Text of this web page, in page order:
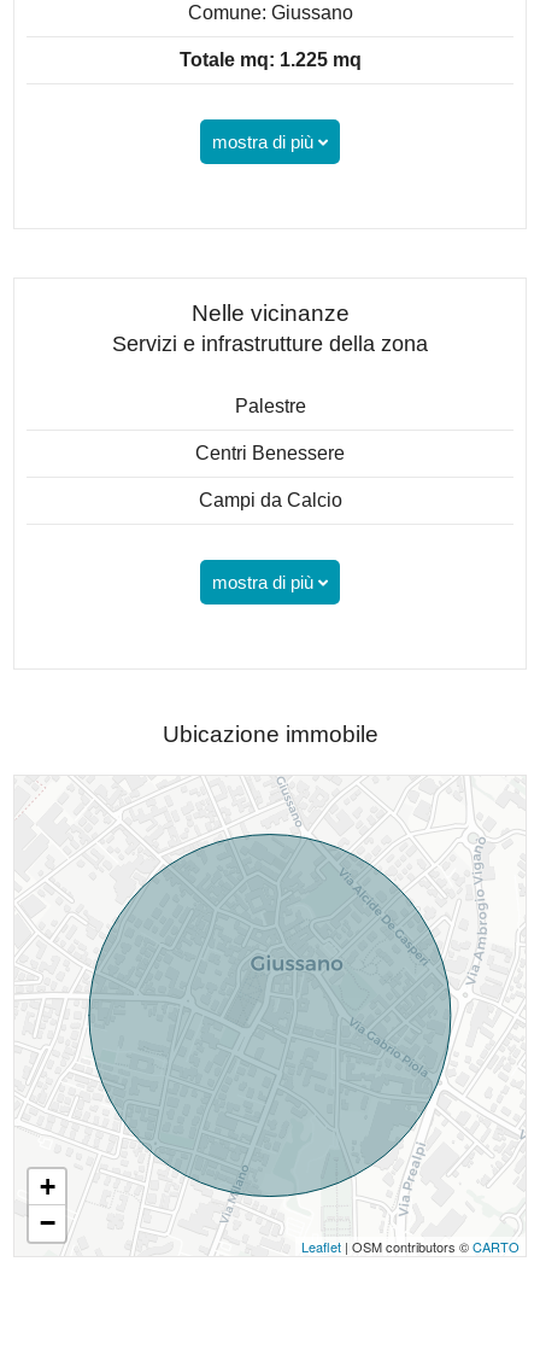
Comune: Giussano
Totale mq: 1.225 mq
mostra di più
Nelle vicinanze
Servizi e infrastrutture della zona
Palestre
Centri Benessere
Campi da Calcio
mostra di più
Ubicazione immobile
+
−
Leaflet| OSM contributors ©CARTO